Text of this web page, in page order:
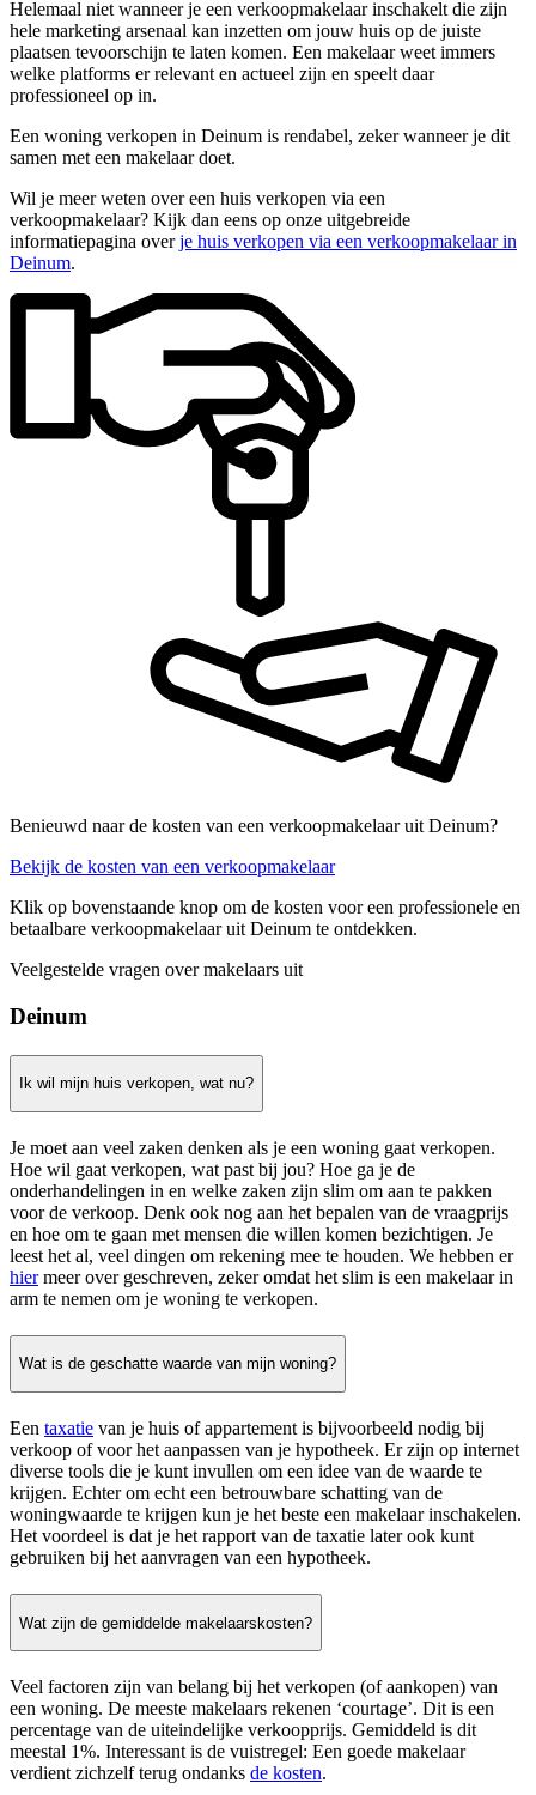
Helemaal niet wanneer je een verkoopmakelaar inschakelt die zijn
hele marketing arsenaal kan inzetten om jouw huis op de juiste
plaatsen tevoorschijn te laten komen. Een makelaar weet immers
welke platforms er relevant en actueel zijn en speelt daar
professioneel op in.
Een woning verkopen in Deinum is rendabel, zeker wanneer je dit
samen met een makelaar doet.
Wil je meer weten over een huis verkopen via een
verkoopmakelaar? Kijk dan eens op onze uitgebreide
informatiepagina overje huis verkopen via een verkoopmakelaar in
Deinum.
Benieuwd naar de kosten van een verkoopmakelaar uit Deinum?
Bekijk de kosten van een verkoopmakelaar
Klik op bovenstaande knop om de kosten voor een professionele en
betaalbare verkoopmakelaar uit Deinum te ontdekken.
Veelgestelde vragen over makelaars uit
Deinum
Ik wil mijn huis verkopen, wat nu?
Je moet aan veel zaken denken als je een woning gaat verkopen.
Hoe wil gaat verkopen, wat past bij jou? Hoe ga je de
onderhandelingen in en welke zaken zijn slim om aan te pakken
voor de verkoop. Denk ook nog aan het bepalen van de vraagprijs
en hoe om te gaan met mensen die willen komen bezichtigen. Je
leest het al, veel dingen om rekening mee te houden. We hebben er
hiermeer over geschreven, zeker omdat het slim is een makelaar in
arm te nemen om je woning te verkopen.
Wat is de geschatte waarde van mijn woning?
Een taxatie van je huis of appartement is bijvoorbeeld nodig bij
verkoop of voor het aanpassen van je hypotheek. Er zijn op internet
diverse tools die je kunt invullen om een idee van de waarde te
krijgen. Echter om echt een betrouwbare schatting van de
woningwaarde te krijgen kun je het beste een makelaar inschakelen.
Het voordeel is dat je het rapport van de taxatie later ook kunt
gebruiken bij het aanvragen van een hypotheek.
Wat zijn de gemiddelde makelaarskosten?
Veel factoren zijn van belang bij het verkopen (of aankopen) van
een woning. De meeste makelaars rekenen ‘courtage’. Dit is een
percentage van de uiteindelijke verkoopprijs. Gemiddeld is dit
meestal 1%. Interessant is de vuistregel: Een goede makelaar
verdient zichzelf terug ondanks de kosten.